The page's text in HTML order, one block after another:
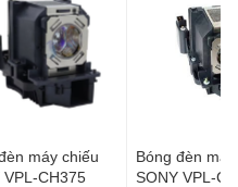
máy chiếu
VPL-CH375
Bóng đèn
SONY VPL-